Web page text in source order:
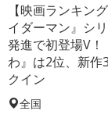
【映画ランキン
イダーマン』シ
発進で初登場V！
わ』は2位、新作
クイン
全国